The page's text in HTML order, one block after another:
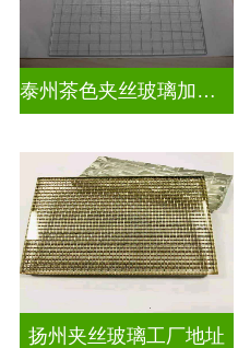
泰州茶色夹丝玻璃加工店
扬州夹丝玻璃工厂地址